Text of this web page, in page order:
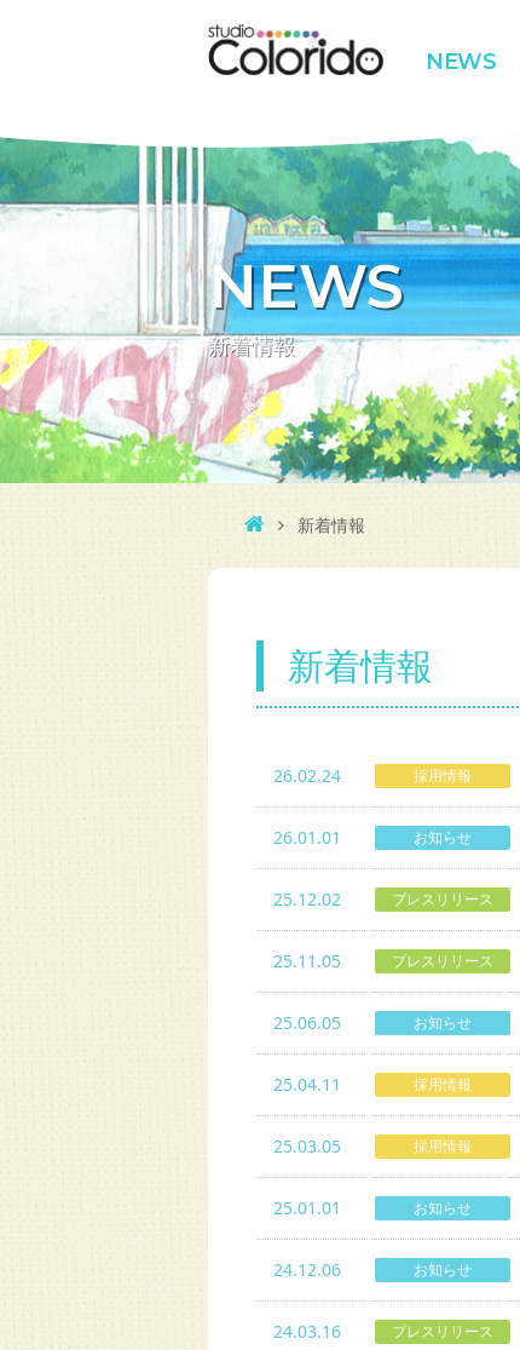
NEWS
NEWS
新着情報
新着情報
新着情報
26.02.24 採用情報
26.01.01 お知らせ
25.12.02 プレスリリース
25.11.05 プレスリリース
25.06.05 お知らせ
25.04.11 採用情報
25.03.05 採用情報
25.01.01 お知らせ
24.12.06 お知らせ
24.03.16 プレスリリース